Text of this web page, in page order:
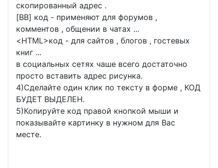
скопированный адрес .
[BB] код - применяют для форумов ,
комментов , общении в чатах ...
<HTML>код - для сайтов , блогов , гостевых
книг ...
в социальных сетях чаше всего достаточно
просто вставить адрес рисунка.
4)Сделайте один клик по тексту в форме , КОД
БУДЕТ ВЫДЕЛЕН.
5)Копируйте код правой кнопкой мыши и
показывайте картинку в нужном для Вас
месте.